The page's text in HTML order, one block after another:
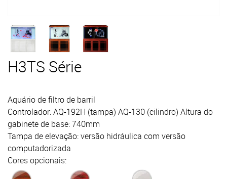
H3TS Série
Aquário de filtro de barril
Controlador: AQ-192H (tampa) AQ-130 (cilindro) Altura do
gabinete de base: 740mm
Tampa de elevação: versão hidráulica com versão
computadorizada
Cores opcionais: